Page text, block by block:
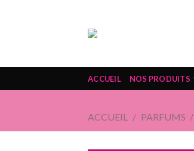
ACCUEIL NOS PRODUITS
ACCUEIL / PARFUMS /